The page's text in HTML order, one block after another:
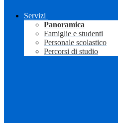
Servizi
Panoramica
Famiglie e studenti
Personale scolastico
Percorsi di studio